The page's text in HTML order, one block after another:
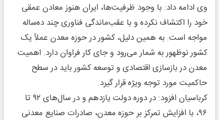
وی ادامه داد: با وجود ظرفیت‌ها، ایران هنوز معادن عمقی
خود را اکتشاف نکرده و با عقب‌ماندگی فناوری چند ده‌ساله
مواجه است. به همین دلیل، کشور در حوزه معدن عملاً یک
کشور نوظهور به شمار می‌رود و جای کار فراوان دارد. اهمیت
معدن در بازسازی اقتصادی و توسعه کشور باید در سطح
حاکمیت مورد توجه ویژه قرار گیرد.
کرباسیان افزود: در دوره دولت یازدهم و در سال‌های ۹۲ تا
۹۶، با افزایش تمرکز بر حوزه معدن، صادرات صنایع معدنی